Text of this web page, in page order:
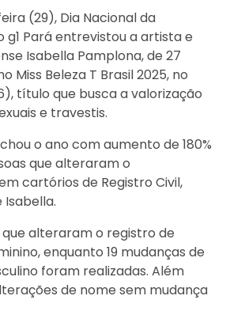
(29), Dia Nacional da
g1 Pará entrevistou a artista e
Isabella Pamplona, de 27
Miss Beleza T Brasil 2025, no
título que busca a valorização
e travestis.
o ano com aumento de 180%
que alteraram o
cartórios de Registro Civil,
alteraram o registro de
enquanto 19 mudanças de
foram realizadas. Além
de nome sem mudança